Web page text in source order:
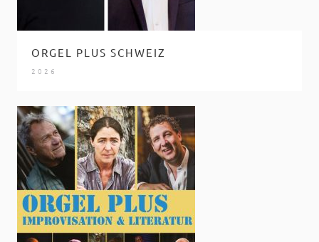
ORGEL PLUS SCHWEIZ
2026